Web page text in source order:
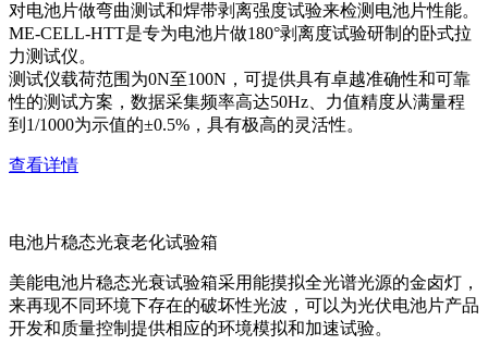
对电池片做弯曲测试和焊带剥离强度试验来检测电池片性能。
ME-CELL-HTT是专为电池片做180°剥离度试验研制的卧式拉
力测试仪。
测试仪载荷范围为0N至100N，可提供具有卓越准确性和可靠
性的测试方案，数据采集频率高达50Hz、力值精度从满量程
到1/1000为示值的±0.5%，具有极高的灵活性。
查看详情
电池片稳态光衰老化试验箱
美能电池片稳态光衰试验箱采用能摸拟全光谱光源的金卤灯，
来再现不同环境下存在的破坏性光波，可以为光伏电池片产品
开发和质量控制提供相应的环境模拟和加速试验。